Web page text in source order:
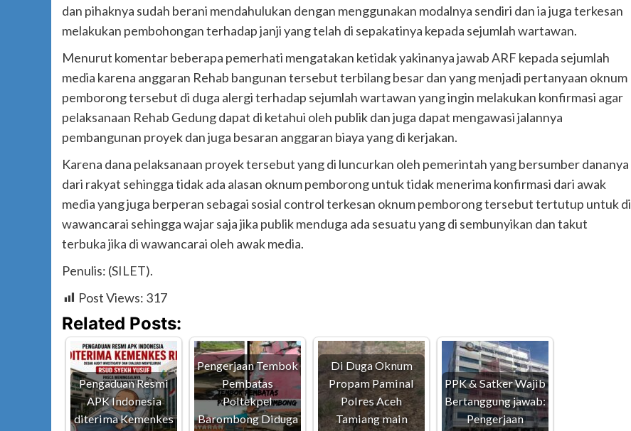
dan pihaknya sudah berani mendahulukan dengan menggunakan modalnya sendiri dan ia juga terkesan
melakukan pembohongan terhadap janji yang telah di sepakatinya kepada sejumlah wartawan.
Menurut komentar beberapa pemerhati mengatakan ketidak yakinanya jawab ARF kepada sejumlah
media karena anggaran Rehab bangunan tersebut terbilang besar dan yang menjadi pertanyaan oknum
pemborong tersebut di duga alergi terhadap sejumlah wartawan yang ingin melakukan konfirmasi agar
pelaksanaan Rehab Gedung dapat di ketahui oleh publik dan juga dapat mengawasi jalannya
pembangunan proyek dan juga besaran anggaran biaya yang di kerjakan.
Karena dana pelaksanaan proyek tersebut yang di luncurkan oleh pemerintah yang bersumber dananya
dari rakyat sehingga tidak ada alasan oknum pemborong untuk tidak menerima konfirmasi dari awak
media yang juga berperan sebagai sosial control terkesan oknum pemborong tersebut tertutup untuk di
wawancarai sehingga wajar saja jika publik menduga ada sesuatu yang di sembunyikan dan takut
terbuka jika di wawancarai oleh awak media.
Penulis: (SILET).
Post Views: 317
Related Posts:
Pengaduan Resmi
APK Indonesia
diterima Kemenkes
Pengerjaan Tembok
Pembatas
Poltekpel
Barombong Diduga
Di Duga Oknum
Propam Paminal
Polres Aceh
Tamiang main
PPK & Satker Wajib
Bertanggung jawab:
Pengerjaan